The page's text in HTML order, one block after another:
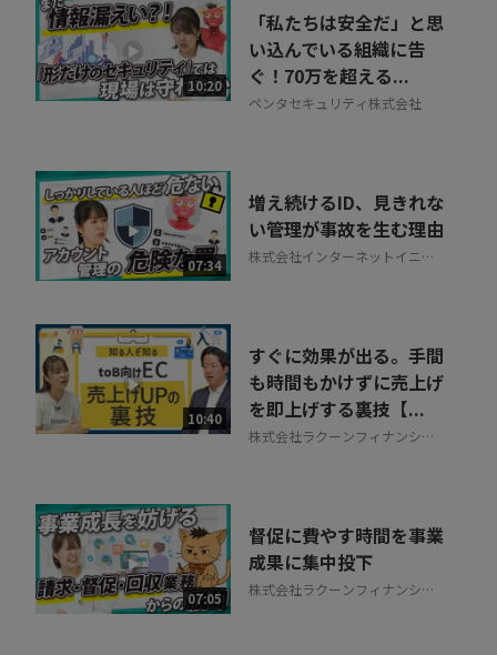
10:20
「私たちは安全だ」と思
い込んでいる組織に告
ぐ！70万を超える...
ペンタセキュリティ株式会社
07:34
増え続けるID、見きれな
い管理が事故を生む理由
株式会社インターネットイニシ
10:40
すぐに効果が出る。手間
も時間もかけずに売上げ
を即上げする裏技【...
株式会社ラクーンフィナンシャ
07:05
督促に費やす時間を事業
成果に集中投下
株式会社ラクーンフィナンシャ